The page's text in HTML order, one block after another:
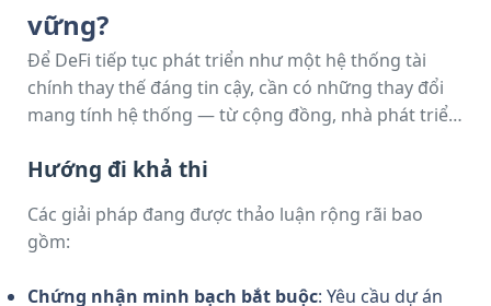
vững?
Để DeFi tiếp tục phát triển như một hệ thống tài
chính thay thế đáng tin cậy, cần có những thay đổi
mang tính hệ thống — từ cộng đồng, nhà phát triển
Hướng đi khả thi
Các giải pháp đang được thảo luận rộng rãi bao
gồm:
Chứng nhận minh bạch bắt buộc: Yêu cầu dự án